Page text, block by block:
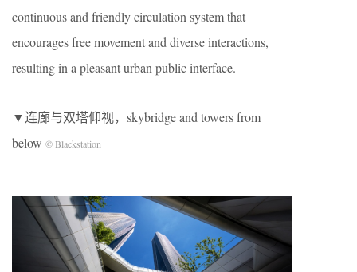
continuous and friendly circulation system that
encourages free movement and diverse interactions,
resulting in a pleasant urban public interface.
▼连廊与双塔仰视，skybridge and towers from
below © Blackstation